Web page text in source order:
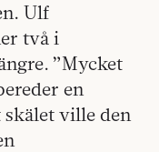
Ulf
två i
”Mycket
en
skälet ville den